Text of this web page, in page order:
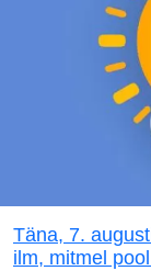
Täna, 7.
ilm, mitmel